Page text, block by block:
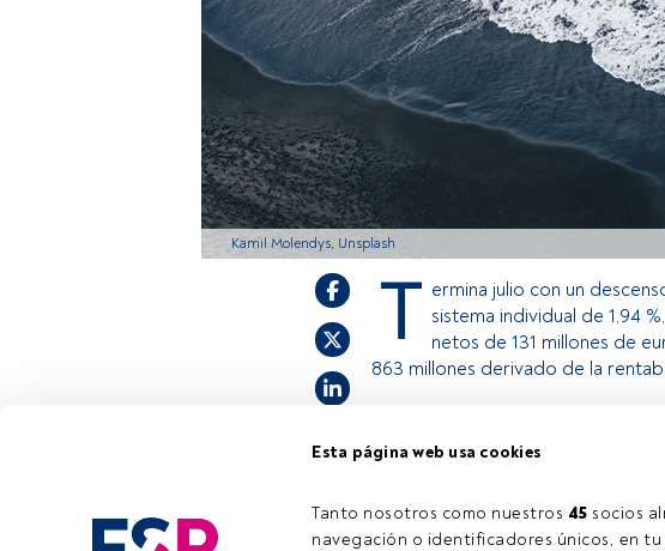
Esta página web usa cookies
Tanto nosotros como nuestros 45 socios
navegación o identificadores únicos, en
Kamil Molendys, Unsplash
T ermina julio con un
sistema individual de 1,94
netos de 131 millones de
863 millones derivado de la
Este es un artículo exclusivo
invitamos a registrarte y